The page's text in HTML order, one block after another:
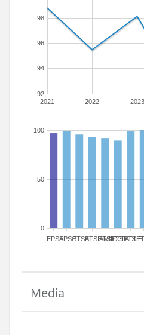
2021 2022 2023
92
94
96
98
EPSAEPSGETSAETSIAMN
ETSICCP
ETSIADI
ETSIE
0
50
100
Media